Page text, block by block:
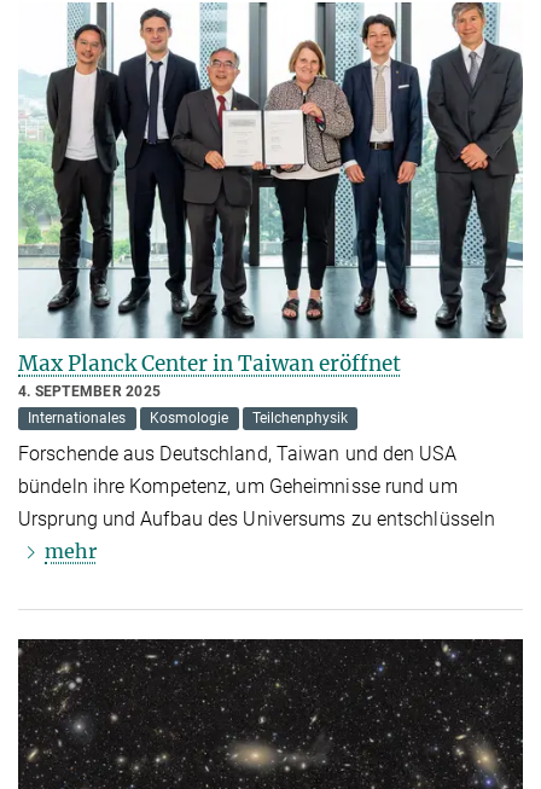
Max Planck Center in Taiwan eröffnet
4. SEPTEMBER 2025
Internationales
Kosmologie Teilchenphysik
Forschende aus Deutschland, Taiwan und den USA
bündeln ihre Kompetenz, um Geheimnisse rund um
Ursprung und Aufbau des Universums zu entschlüsseln
mehr